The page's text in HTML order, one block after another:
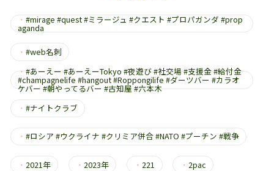
・ #mirage #quest #ミラージュ #クエスト #プロパガンダ #prop
aganda
・ #web名刺
・ #あーえー #あーえーTokyo #夜遊び #社交場 #支援金 #給付金
#champagnelife #hangout #Roppongilife #ダーツバー #カラオ
ケバー #朝やってるバー #古知屋 #六本木
・ #ナイトクラブ
・ #ロシア #ウクライナ #クリミア併合 #NATO #プーチン #戦争
・ 2021年 ・ 2023年 ・ 221 ・ 2pac